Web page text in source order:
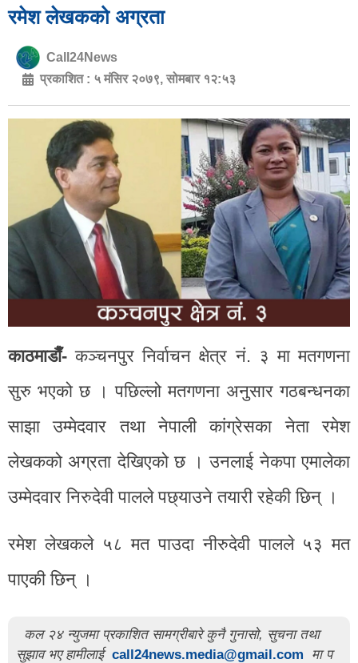
रमेश लेखकको अग्रता
Call24News
प्रकाशित : ५ मंसिर २०७९, सोमबार १२:५३
काठमाडाैँ- कञ्चनपुर निर्वाचन क्षेत्र नं. ३ मा मतगणना
सुरु भएको छ । पछिल्लो मतगणना अनुसार गठबन्धनका
साझा उम्मेदवार तथा नेपाली कांग्रेसका नेता रमेश
लेखकको अग्रता देखिएको छ । उनलाई नेकपा एमालेका
उम्मेदवार निरुदेवी पालले पछ्याउने तयारी रहेकी छिन् ।
रमेश लेखकले ५८ मत पाउदा नीरुदेवी पालले ५३ मत
पाएकी छिन् ।
कल २४ न्युजमा प्रकाशित सामग्रीबारे कुनै गुनासो, सुचना तथा
सुझाव भए हामीलाई call24news.media@gmail.com
मा प